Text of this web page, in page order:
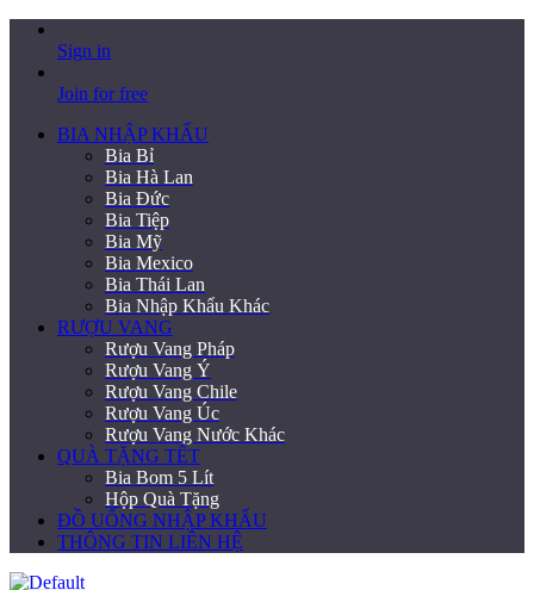
Sign in
Join for free
BIA NHẬP KHẨU
Bia Bỉ
Bia Hà Lan
Bia Đức
Bia Tiệp
Bia Mỹ
Bia Mexico
Bia Thái Lan
Bia Nhập Khẩu Khác
RƯỢU VANG
Rượu Vang Pháp
Rượu Vang Ý
Rượu Vang Chile
Rượu Vang Úc
Rượu Vang Nước Khác
QUÀ TẶNG TẾT
Bia Bom 5 Lít
Hộp Quà Tặng
ĐỒ UỐNG NHẬP KHẨU
THÔNG TIN LIÊN HỆ